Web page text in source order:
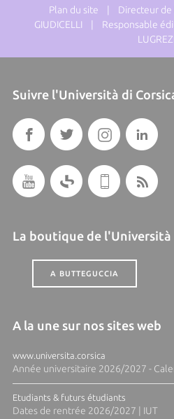
Plan du site | Directeur de
GIUDICELLI | Responsable
LUGREZI
Suivre l'Università di
La boutique de l'Università
A BUTTEGUCCIA
A la une sur nos sites web
www.universita.corsica
Année universitaire 2026/2027 -
Etudiants & futurs étudiants
Dates de rentrée 2026/2027 | IUT